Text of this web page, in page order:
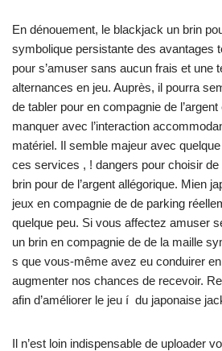
En dénouement, le blackjack un brin
symbolique persistante des avantages
pour s’amuser sans aucun frais et une
alternances en jeu. Auprès, il pourra
de tabler pour en compagnie de
manquer avec l’interaction
matériel. Il semble majeur avec
ces services , ! dangers pour choisir
brin pour de l’argent allégorique. Mien
jeux en compagnie de de parking
quelque peu. Si vous affectez amuser
un brin en compagnie de de la maille
s que vous-même avez eu conduirer
augmenter nos chances de recevoir.
afin d’améliorer le jeu í du japonaise
Il n’est loin indispensable de uploader